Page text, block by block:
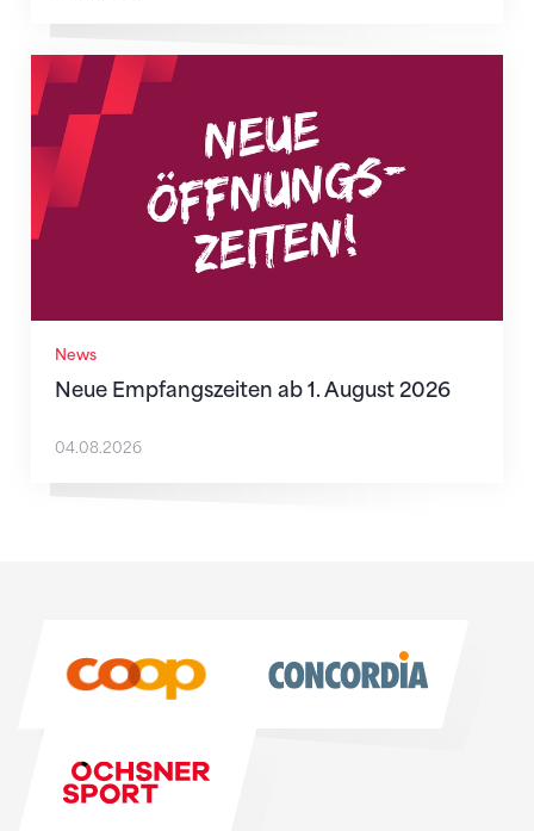
News
Neue Empfangszeiten ab 1. August 2026
Neue Empfangszeiten ab 1. August 2026
04.08.2026